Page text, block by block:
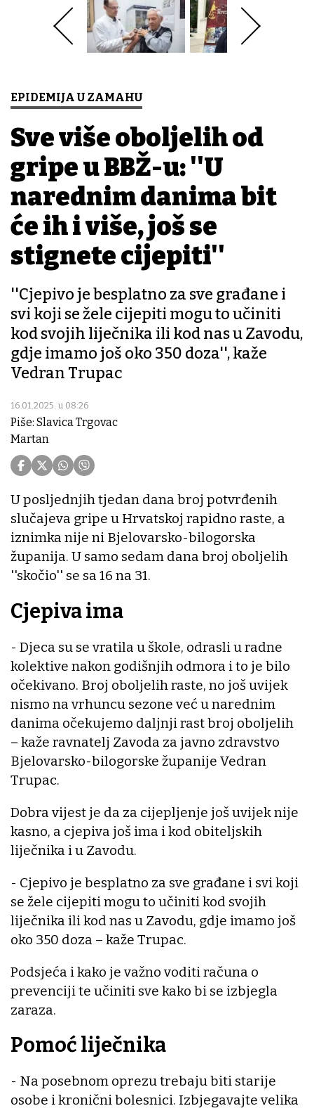
EPIDEMIJA U ZAMAHU
Sve više oboljelih od
gripe u BBŽ-u: ''U
narednim danima bit
će ih i više, još se
stignete cijepiti''
''Cjepivo je besplatno za sve građane i
svi koji se žele cijepiti mogu to učiniti
kod svojih liječnika ili kod nas u Zavodu,
gdje imamo još oko 350 doza'', kaže
Vedran Trupac
16.01.2025. u 08:26
Piše: Slavica Trgovac
Martan
U posljednjih tjedan dana broj potvrđenih
slučajeva gripe u Hrvatskoj rapidno raste, a
iznimka nije ni Bjelovarsko-bilogorska
županija. U samo sedam dana broj oboljelih
''skočio'' se sa 16 na 31.
Cjepiva ima
- Djeca su se vratila u škole, odrasli u radne
kolektive nakon godišnjih odmora i to je bilo
očekivano. Broj oboljelih raste, no još uvijek
nismo na vrhuncu sezone već u narednim
danima očekujemo daljnji rast broj oboljelih
– kaže ravnatelj Zavoda za javno zdravstvo
Bjelovarsko-bilogorske županije Vedran
Trupac.
Dobra vijest je da za cijepljenje još uvijek nije
kasno, a cjepiva još ima i kod obiteljskih
liječnika i u Zavodu.
- Cjepivo je besplatno za sve građane i svi koji
se žele cijepiti mogu to učiniti kod svojih
liječnika ili kod nas u Zavodu, gdje imamo još
oko 350 doza – kaže Trupac.
Podsjeća i kako je važno voditi računa o
prevenciji te učiniti sve kako bi se izbjegla
zaraza.
Pomoć liječnika
- Na posebnom oprezu trebaju biti starije
osobe i kronični bolesnici. Izbjegavajte velika